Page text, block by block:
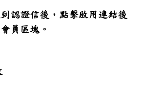
認證信後，點擊啟用連結後
員區塊。